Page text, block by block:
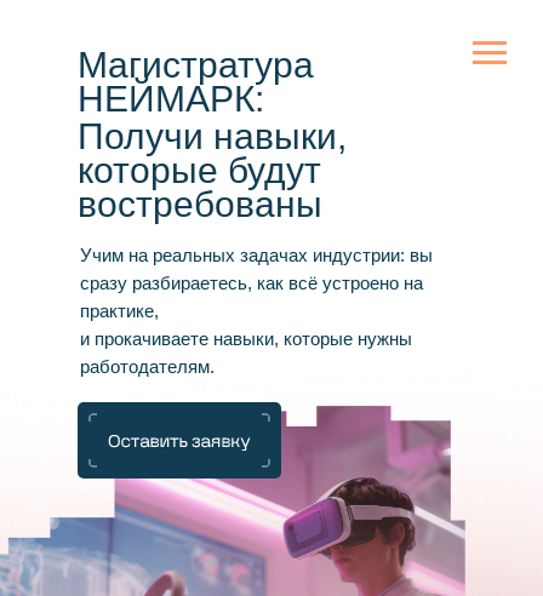
Учим на реальных задачах индустрии: вы
сразу разбираетесь, как всё устроено на
практике,
и прокачиваете навыки, которые нужны
работодателям.
Магистратура
НЕЙМАРК:
Получи навыки,
которые будут
востребованы